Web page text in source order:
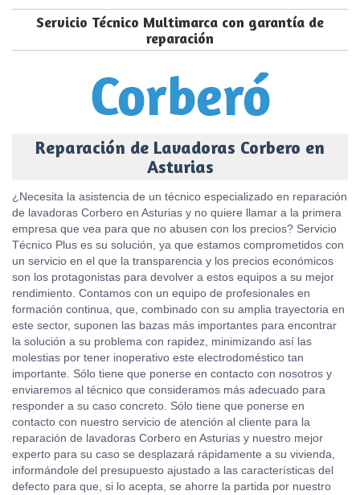
Servicio Técnico Multimarca con garantía de
reparación
Reparación de Lavadoras Corbero en
Asturias
¿Necesita la asistencia de un técnico especializado en reparación
de lavadoras Corbero en Asturias y no quiere llamar a la primera
empresa que vea para que no abusen con los precios? Servicio
Técnico Plus es su solución, ya que estamos comprometidos con
un servicio en el que la transparencia y los precios económicos
son los protagonistas para devolver a estos equipos a su mejor
rendimiento. Contamos con un equipo de profesionales en
formación continua, que, combinado con su amplia trayectoria en
este sector, suponen las bazas más importantes para encontrar
la solución a su problema con rapidez, minimizando así las
molestias por tener inoperativo este electrodoméstico tan
importante. Sólo tiene que ponerse en contacto con nosotros y
enviaremos al técnico que consideramos más adecuado para
responder a su caso concreto. Sólo tiene que ponerse en
contacto con nuestro servicio de atención al cliente para la
reparación de lavadoras Corbero en Asturias y nuestro mejor
experto para su caso se desplazará rápidamente a su vivienda,
informándole del presupuesto ajustado a las características del
defecto para que, si lo acepta, se ahorre la partida por nuestro